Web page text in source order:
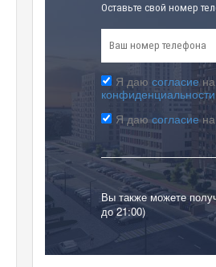
Оставьте свой номер
Я даю согласиена
конфиденциальности
Я даюсогласиена
Вы также можете
до 21:00)